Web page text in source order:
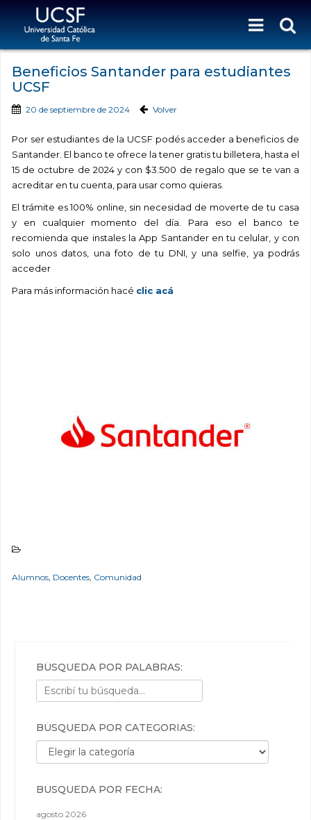
Beneficios Santander para estudiantes
UCSF
20 de septiembre de 2024 Volver
Por ser estudiantes de la UCSF podés acceder a beneficios de
Santander. El banco te ofrece la tener gratis tu billetera, hasta el
15 de octubre de 2024 y con $3.500 de regalo que se te van a
acreditar en tu cuenta, para usar como quieras.
El trámite es 100% online, sin necesidad de moverte de tu casa
y en cualquier momento del día. Para eso el banco te
recomienda que instales la App Santander en tu celular, y con
solo unos datos, una foto de tu DNI, y una selfie, ya podrás
acceder
Para más información hacé clic acá
Alumnos, Docentes, Comunidad
BÚSQUEDA POR PALABRAS:
BÚSQUEDA POR CATEGORÍAS:
Búsqueda por categorías:
BÚSQUEDA POR FECHA:
agosto 2026